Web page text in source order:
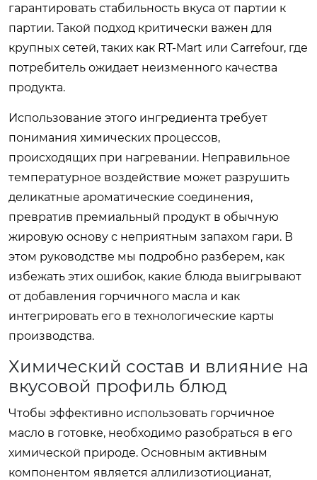
гарантировать стабильность вкуса от партии к
партии. Такой подход критически важен для
крупных сетей, таких как RT-Mart или Carrefour, где
потребитель ожидает неизменного качества
продукта.
Использование этого ингредиента требует
понимания химических процессов,
происходящих при нагревании. Неправильное
температурное воздействие может разрушить
деликатные ароматические соединения,
превратив премиальный продукт в обычную
жировую основу с неприятным запахом гари. В
этом руководстве мы подробно разберем, как
избежать этих ошибок, какие блюда выигрывают
от добавления горчичного масла и как
интегрировать его в технологические карты
производства.
Химический состав и влияние на
вкусовой профиль блюд
Чтобы эффективно использовать горчичное
масло в готовке, необходимо разобраться в его
химической природе. Основным активным
компонентом является аллилизотиоцианат,